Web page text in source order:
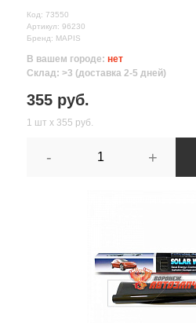
Код: 73550
Артикул: 96230
Бренд: MAPIS
В вашем городе: нет
Склад: >3 (доставка 2-5 дней)
355 руб.
1 шт х 355 руб.
- +